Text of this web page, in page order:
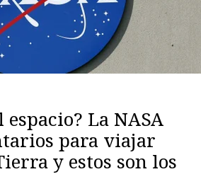
La NASA
para viajar
y estos son los